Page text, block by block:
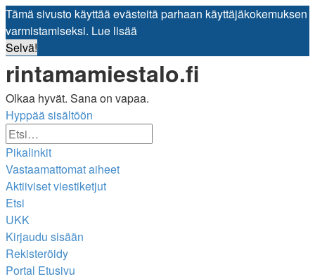
Tämä sivusto käyttää evästeitä parhaan käyttäjäkokemuksen
varmistamiseksi. Lue lisää
Selvä!
rintamamiestalo.fi
Olkaa hyvät. Sana on vapaa.
Hyppää sisältöön
Pikalinkit
Vastaamattomat aiheet
Aktiiviset viestiketjut
Etsi
UKK
Kirjaudu sisään
Rekisteröidy
Portal Etusivu